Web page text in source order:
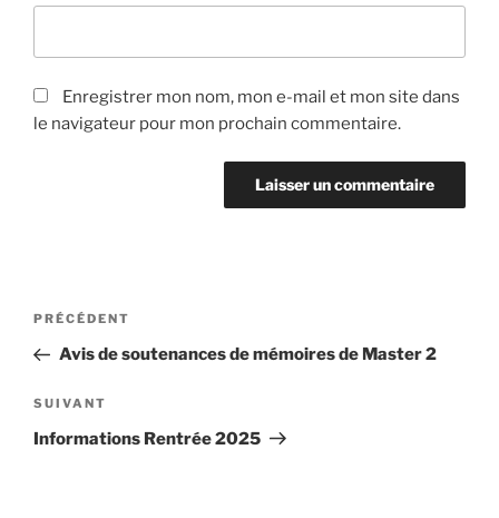
Enregistrer mon nom, mon e-mail et mon site dans
le navigateur pour mon prochain commentaire.
Navigation
l’article
Article
précédent
PRÉCÉDENT
Avis de soutenances de mémoires de Master 2
Article
suivant
SUIVANT
Informations Rentrée 2025